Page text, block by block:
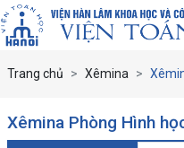
Trang chủ Xêmina
Xêmina Phòng Hình